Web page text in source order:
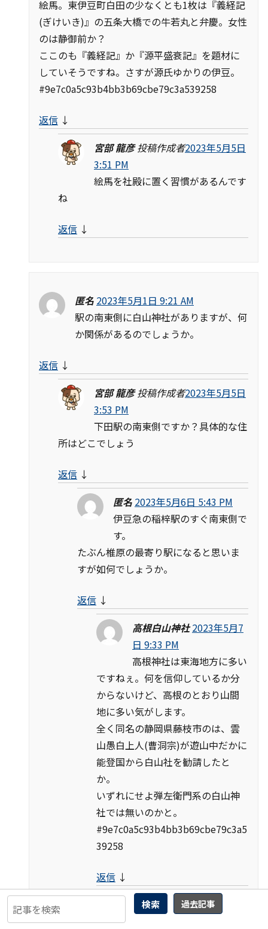
検索 過去記事
絵馬。東伊豆町白田の少なくとも1枚は『義経記
(ぎけいき)』の五条大橋での牛若丸と弁慶。女性
のは静御前か？
ここのも『義経記』か『源平盛衰記』を題材に
していそうですね。さすが源氏ゆかりの伊豆。
#9e7c0a5c93b4bb3b69cbe79c3a539258
返信 ↓
宮部 龍彦 投稿作成者2023年5月5日
3:51 PM
絵馬を社殿に置く習慣があるんです
ね
返信 ↓
匿名 2023年5月1日 9:21 AM
駅の南東側に白山神社がありますが、何
か関係があるのでしょうか。
返信 ↓
宮部 龍彦 投稿作成者2023年5月5日
3:53 PM
下田駅の南東側ですか？具体的な住
所はどこでしょう
返信 ↓
匿名 2023年5月6日 5:43 PM
伊豆急の稲梓駅のすぐ南東側で
す。
たぶん椎原の最寄り駅になると思いま
すが如何でしょうか。
返信 ↓
高根白山神社 2023年5月7
日 9:33 PM
高根神社は東海地方に多い
ですねぇ。何を信仰しているか分
からないけど、高根のとおり山間
地に多い気がします。
全く同名の静岡県藤枝市のは、雲
山愚白上人(曹洞宗)が遊山中だかに
能登国から白山社を勧請したと
か。
いずれにせよ弾左衛門系の白山神
社では無いのかと。
#9e7c0a5c93b4bb3b69cbe79c3a5
39258
返信 ↓
宮部 龍彦
投稿作成者